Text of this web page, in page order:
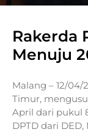
Rakerda
Menuju
Malang – 12/04/
Timur,
April dari pukul
DPTD dari